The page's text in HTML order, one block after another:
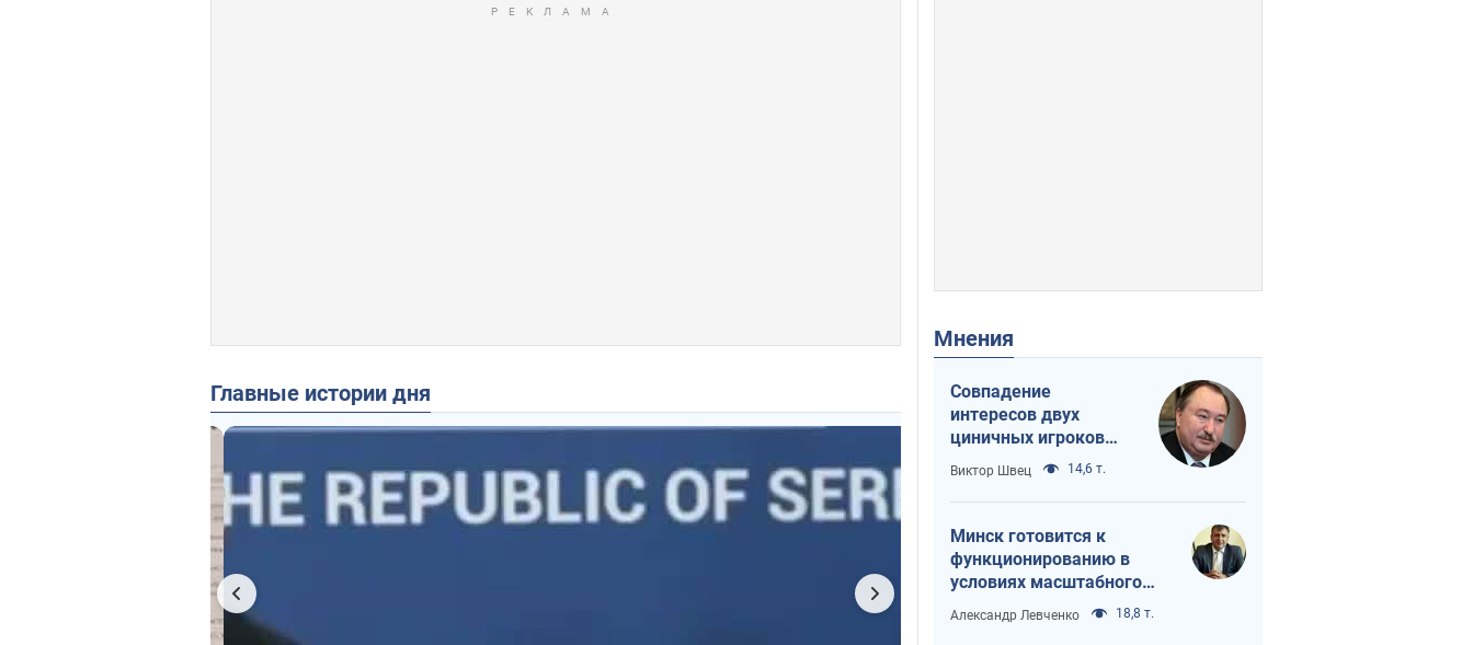
Главные истории дня
Мнения
Совпадение
интересов двух
циничных игроков
или тайный план
Трампа и Путина?
Виктор Швец 14,6 т.
Минск готовится к
функционированию в
условиях масштабного
военного кризиса
Александр Левченко 18,8 т.